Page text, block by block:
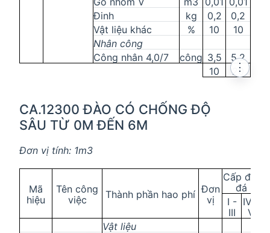
Đinh
kg 0,2
0,2
Vật liệu khác
% 10
10
Nhân công
Công nhân 4,0/7
công 3,5
5,2
10
20
CA.12300 ĐÀO CÓ CHỐNG ĐỘ
SÂU TỪ 0M ĐẾN 6M
⋮
Đơn vị tính: 1m3
Mã
hiệu
Tên công
việc
Thành phần hao phí Đơn
vị
Cấp đất
đá
I -
III
IV -
V
Vật liệu